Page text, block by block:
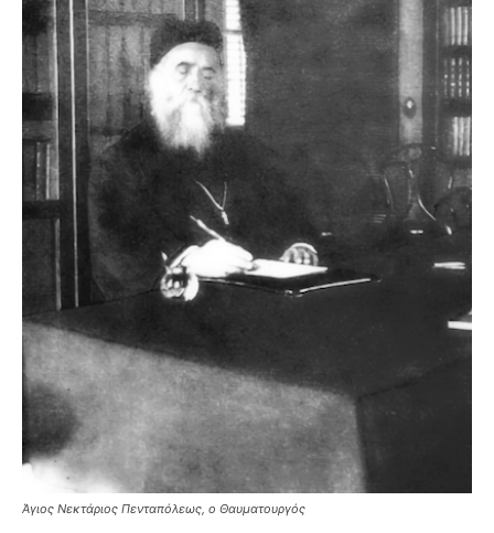
Άγιος Νεκτάριος Πενταπόλεως, ο Θαυματουργός